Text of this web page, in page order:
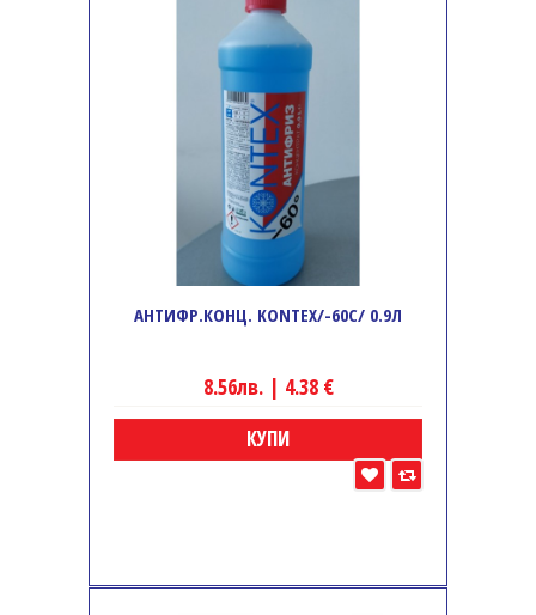
АНТИФР.КОНЦ. KONTEX/-60C/ 0.9Л
8.56лв. | 4.38 €
КУПИ